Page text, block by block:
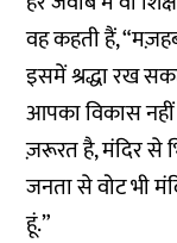
वह कहती हैं,
इसमें श्रद्धा रख
आपका विकास
ज़रूरत है, मंदिर से
जनता से वोट भी
हूं.”